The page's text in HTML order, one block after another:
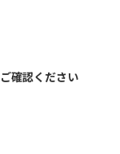
確認ください